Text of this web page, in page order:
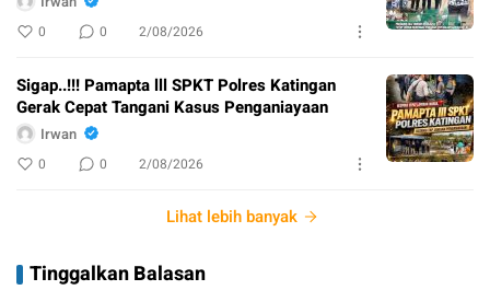
0 0 2/08/2026
Sigap..!!! Pamapta lll SPKT Polres Katingan
Gerak Cepat Tangani Kasus Penganiayaan
Irwan
0 0 2/08/2026
Lihat lebih banyak
Tinggalkan Balasan